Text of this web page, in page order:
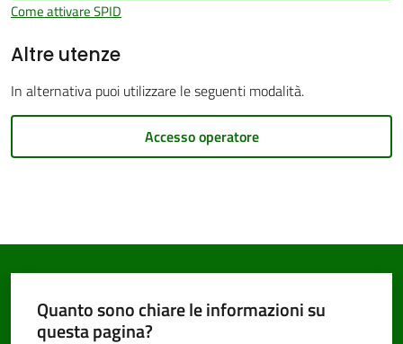
PNRR
Servizi
line
Seguici
Come attivare SPID
Altre utenze
In alternativa puoi utilizzare le seguenti modalità.
Accesso operatore
Quanto sono chiare le informazioni su
questa pagina?